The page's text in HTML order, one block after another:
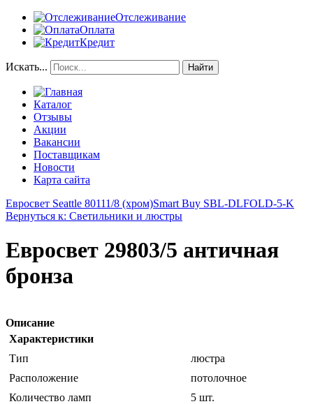
Отслеживание
Оплата
Кредит
Искать... Найти
Каталог
Отзывы
Акции
Вакансии
Поставщикам
Новости
Карта сайта
Евросвет Seattle 80111/8 (хром)Smart Buy SBL-DLFOLD-5-K
Вернуться к: Светильники и люстры
Евросвет 29803/5 античная
бронза
Описание
Характеристики
Тип
люстра
Расположение
потолочное
Количество ламп
5 шт.